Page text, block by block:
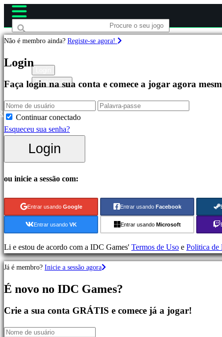
Jogos
Destacados
Novos
Lançamentos
to
Jogos
de
Ação
Jogos
de
Estratégia
Jogos
Aventura
Jogos
Registar-se
Não é membro ainda? Registe-se agora!
Login
Faça login na sua conta e comece a jogar agora
Continuar conectado
Esqueceu sua senha?
Login
ou inicie a sessão com:
Entrar usando Google Entrar usando Facebook
Entrar usando VK Entrar usando Microsoft
Li e estou de acordo com a IDC Games' Termos de Uso e Politica de
Já é membro? Inicie a sessão agora
É novo no IDC Games?
Crie a sua conta GRÁTIS e comece já a jogar!